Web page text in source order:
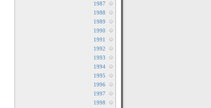
1987
1988
1989
1990
1991
1992
1993
1994
1995
1996
1997
1998